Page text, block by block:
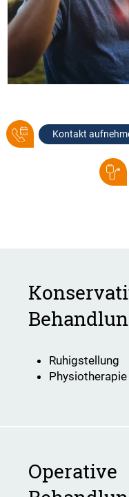
Kontakt
Ruhigstellung
Physiotherapie
Operative